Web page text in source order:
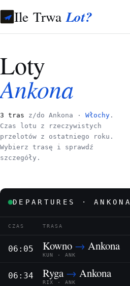
Ile TrwaLot?
Loty
Ankona
3 tras z/do Ankona · Włochy .
Czas lotu z rzeczywistych
przelotów z ostatniego roku.
Wybierz trasę i sprawdź
szczegóły.
DEPARTURES · ANKONA
CZAS TRASA
06:05 Kowno → Ankona
KUN · ANK
06:34 Ryga → Ankona
RIX · ANK